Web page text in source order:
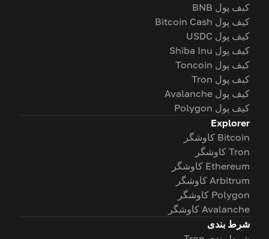
کیف پول BNB
کیف پول Bitcoin Cash
کیف پول USDC
کیف پول Shiba Inu
کیف پول Toncoin
کیف پول Tron
کیف پول Avalanche
کیف پول Polygon
Explorer
Bitcoin کاوشگر
Tron کاوشگر
Ethereum کاوشگر
Arbitrum کاوشگر
Polygon کاوشگر
Avalanche کاوشگر
شرط بندی